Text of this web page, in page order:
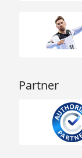
Partner